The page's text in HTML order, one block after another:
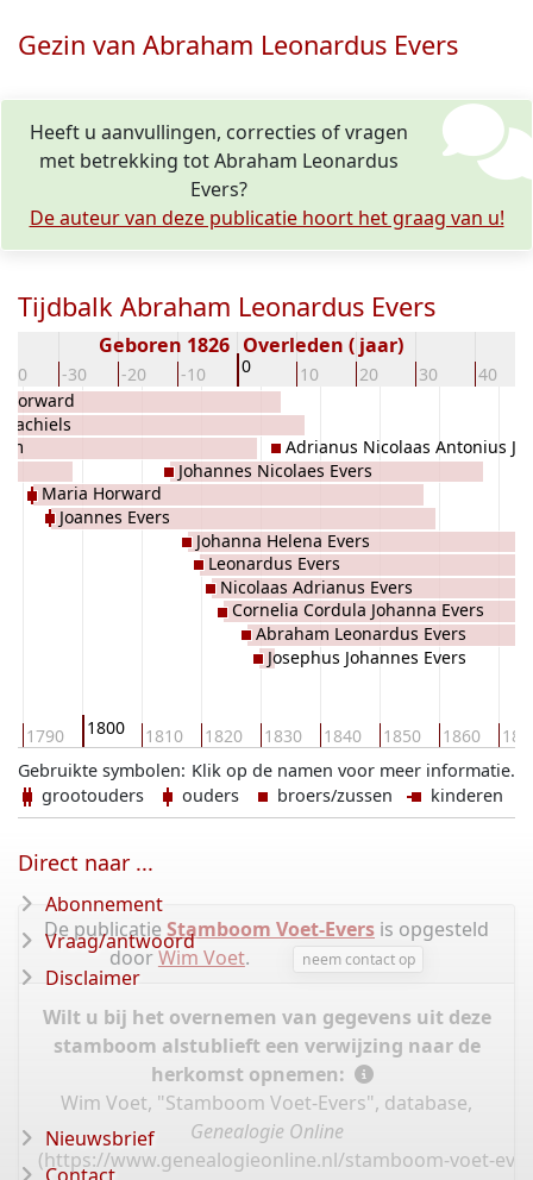
Gezin van Abraham Leonardus Evers
Heeft u aanvullingen, correcties of vragen
met betrekking tot Abraham Leonardus
Evers?
De auteur van deze publicatie hoort het graag van u!
Tijdbalk Abraham Leonardus Evers
-40 -30 -20 -10 0 10 20 30 40
Geboren 1826 Overleden ( jaar)
1790 1800 1810 1820 1830 1840 1850 1860
Horward
Maria Horward
Joannes Evers
Johannes Nicolaes Evers
Johanna Helena Evers
Leonardus Evers
Nicolaas Adrianus Evers
Cornelia Cordula Johanna Evers
Abraham Leonardus Evers
Josephus Johannes Evers
Adrianus Nicolaas Antonius
Evers
Klik op de namen voor meer informatie.
Gebruikte symbolen:
grootouders
ouders broers/zussen kinderen
De publicatie Stamboom Voet-Evers is opgesteld
doorWim Voet. neem contact op
Wilt u bij het overnemen van gegevens uit deze
stamboom alstublieft een verwijzing naar de
herkomst opnemen:
Wim Voet, "Stamboom Voet-Evers", database,
Genealogie Online
(https://www.genealogieonline.nl/stamboom-voet-
Direct naar ...
Abonnement
Vraag/antwoord
Disclaimer
Nieuwsbrief